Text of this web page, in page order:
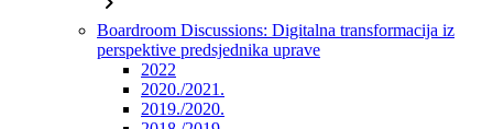
Boardroom Discussions: Digitalna transformacija iz
perspektive predsjednika uprave
2022
2020./2021.
2019./2020.